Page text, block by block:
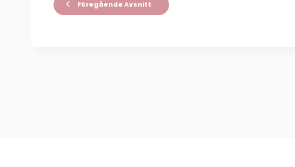
Föregående Avsnitt